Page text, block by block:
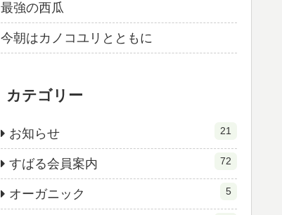
最強の西瓜
今朝はカノコユリとともに
カテゴリー
お知らせ 21
すばる会員案内 72
オーガニック 5